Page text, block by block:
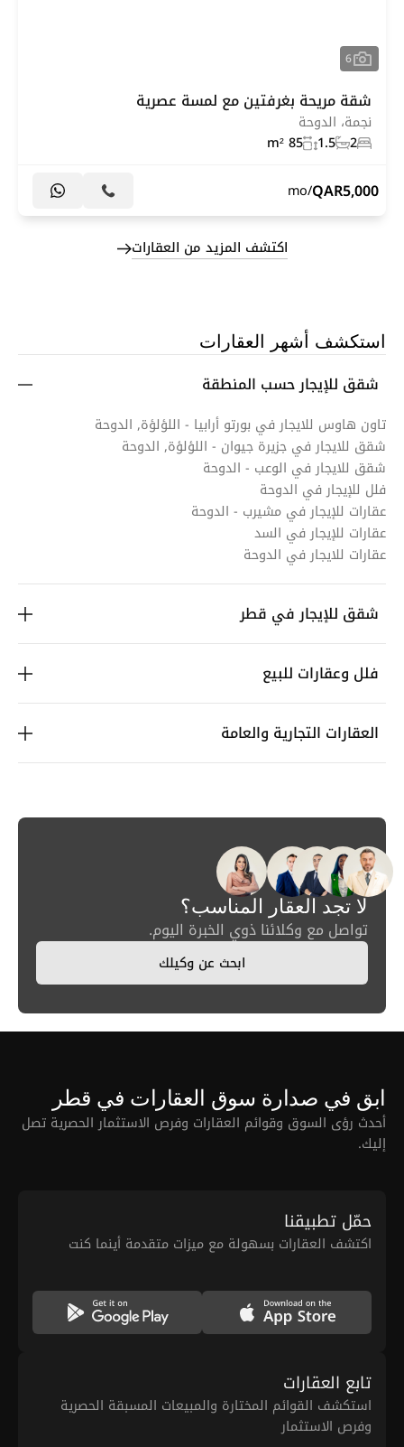
6
شقة مريحة بغرفتين مع لمسة عصرية
نجمة، الدوحة
2
1.5
85 m²
5,000
QAR
/mo
اكتشف المزيد من العقارات
استكشف أشهر العقارات
شقق للإيجار حسب المنطقة
تاون هاوس للايجار في بورتو أرابيا - اللؤلؤة, الدوحة
شقق للايجار في جزيرة جيوان - اللؤلؤة, الدوحة
شقق للايجار في الوعب - الدوحة
فلل للإيجار في الدوحة
عقارات للإيجار في مشيرب - الدوحة
عقارات للإيجار في السد
عقارات للايجار في الدوحة
شقق للإيجار في قطر
فلل وعقارات للبيع
العقارات التجارية والعامة
لا تجد العقار المناسب؟
تواصل مع وكلائنا ذوي الخبرة اليوم.
ابحث عن وكيلك
ابق في صدارة سوق العقارات في قطر
أحدث رؤى السوق وقوائم العقارات وفرص الاستثمار الحصرية تصل
إليك.
حمّل تطبيقنا
اكتشف العقارات بسهولة مع ميزات متقدمة أينما كنت
تابع العقارات
استكشف القوائم المختارة والمبيعات المسبقة الحصرية
وفرص الاستثمار